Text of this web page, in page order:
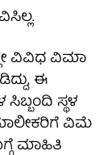
ವಿವಿಧ ವಿಮಾ
ಈ
ಸ್ಥಳ
ವಿಮೆ
ಮಾಹಿತಿ